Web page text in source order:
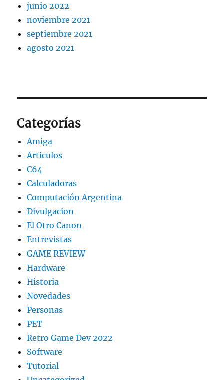
junio 2022
noviembre 2021
septiembre 2021
agosto 2021
Categorías
Amiga
Articulos
C64
Calculadoras
Computación Argentina
Divulgacion
El Otro Canon
Entrevistas
GAME REVIEW
Hardware
Historia
Novedades
Personas
PET
Retro Game Dev 2022
Software
Tutorial